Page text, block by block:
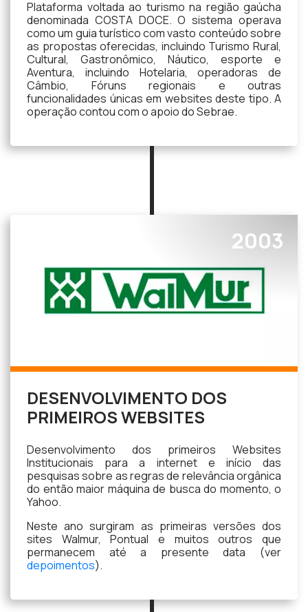
Plataforma voltada ao turismo na região gaúcha
denominada COSTA DOCE. O sistema operava
como um guia turístico com vasto conteúdo sobre
as propostas oferecidas, incluindo Turismo Rural,
Cultural, Gastronômico, Náutico, esporte e
Aventura, incluindo Hotelaria, operadoras de
Câmbio, Fóruns regionais e outras
funcionalidades únicas em websites deste tipo. A
operação contou com o apoio do Sebrae.
2003
DESENVOLVIMENTO DOS
PRIMEIROS WEBSITES
Desenvolvimento dos primeiros Websites
Institucionais para a internet e início das
pesquisas sobre as regras de relevância orgânica
do então maior máquina de busca do momento, o
Yahoo.
Neste ano surgiram as primeiras versões dos
sites Walmur, Pontual e muitos outros que
permanecem até a presente data (ver
depoimentos).